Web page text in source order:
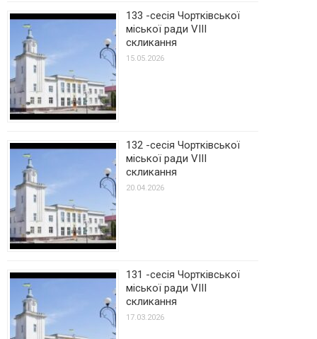
133 -сесія Чортківської
міської ради VIII
скликання
15.05.2026
132 -сесія Чортківської
міської ради VIII
скликання
20.04.2026
131 -сесія Чортківської
міської ради VIII
скликання
17.03.2026